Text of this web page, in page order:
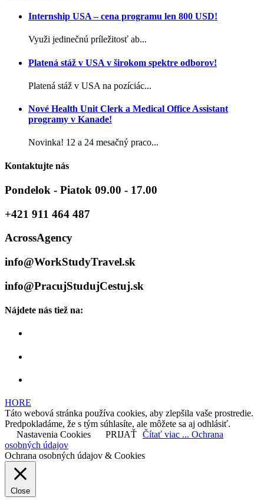
Internship USA – cena programu len 800 USD!
Využi jedinečnú príležitosť ab...
Platená stáž v USA v širokom spektre odborov!
Platená stáž v USA na pozíciác...
Nové Health Unit Clerk a Medical Office Assistant
programy v Kanade!
Novinka! 12 a 24 mesačný praco...
Kontaktujte nás
Pondelok - Piatok 09.00 - 17.00
+421 911 464 487
AcrossAgency
info@WorkStudyTravel.sk
info@PracujStudujCestuj.sk
Nájdete nás tiež na:
HORE
Táto webová stránka používa cookies, aby zlepšila vaše prostredie.
Predpokladáme, že s tým súhlasíte, ale môžete sa aj odhlásiť.
Nastavenia Cookies
PRIJAŤ Čítať viac ... Ochrana
osobných údajov
Ochrana osobných údajov & Cookies
Close